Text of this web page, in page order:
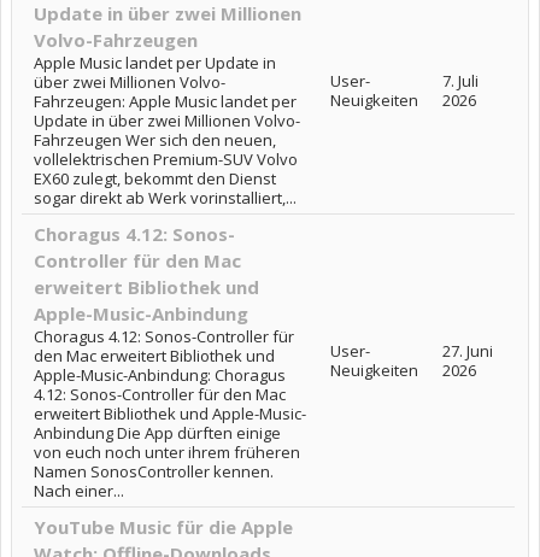
Update in über zwei Millionen
Volvo-Fahrzeugen
Apple Music landet per Update in
über zwei Millionen Volvo-
Fahrzeugen: Apple Music landet per
Update in über zwei Millionen Volvo-
Fahrzeugen Wer sich den neuen,
vollelektrischen Premium-SUV Volvo
EX60 zulegt, bekommt den Dienst
sogar direkt ab Werk vorinstalliert,...
User-
Neuigkeiten
7. Juli
2026
Choragus 4.12: Sonos-
Controller für den Mac
erweitert Bibliothek und
Apple-Music-Anbindung
Choragus 4.12: Sonos-Controller für
den Mac erweitert Bibliothek und
Apple-Music-Anbindung: Choragus
4.12: Sonos-Controller für den Mac
erweitert Bibliothek und Apple-Music-
Anbindung Die App dürften einige
von euch noch unter ihrem früheren
Namen SonosController kennen.
Nach einer...
User-
Neuigkeiten
27. Juni
2026
YouTube Music für die Apple